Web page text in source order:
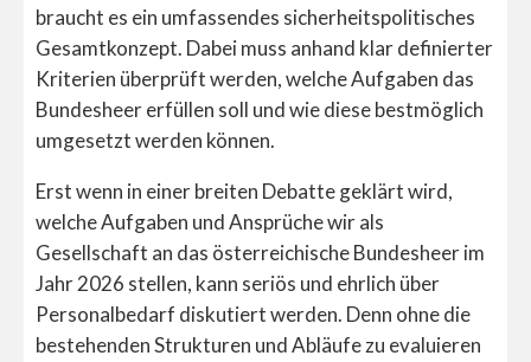
braucht es ein umfassendes sicherheitspolitisches
Gesamtkonzept. Dabei muss anhand klar definierter
Kriterien überprüft werden, welche Aufgaben das
Bundesheer erfüllen soll und wie diese bestmöglich
umgesetzt werden können.
Erst wenn in einer breiten Debatte geklärt wird,
welche Aufgaben und Ansprüche wir als
Gesellschaft an das österreichische Bundesheer im
Jahr 2026 stellen, kann seriös und ehrlich über
Personalbedarf diskutiert werden. Denn ohne die
bestehenden Strukturen und Abläufe zu evaluieren